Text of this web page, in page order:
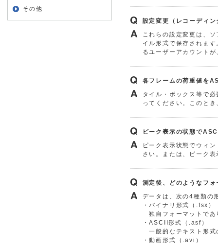
その他
設定変更（レコーディ
これらの設定変更は、
イル形式で保存されま
るユーザーアカウント
各フレームの荷重値を
タイル・ボックス等で
ってください。このと
ピーク表示の状態で
ピーク表示状態でウィ
さい。または、ピーク
測定後、どのようなフ
データは、次の4種類の
・バイナリ形式（.fsx）
独自フォーマットであ
・ASCII形式（.asf）
一般的なテキスト形
・動画形式（.avi）